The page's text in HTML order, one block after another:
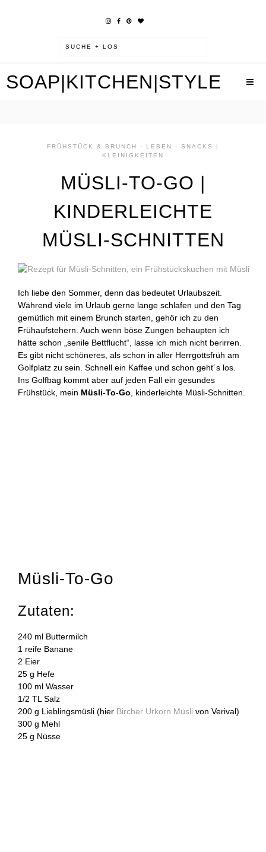
SOAP|KITCHEN|STYLE
FRÜHSTÜCK & BRUNCH · LEBEN · SNACKS |
KLEINIGKEITEN
MÜSLI-TO-GO |
KINDERLEICHTE
MÜSLI-SCHNITTEN
Ich liebe den Sommer, denn das bedeutet Urlaubszeit.
Während viele im Urlaub gerne lange schlafen und den Tag
gemütlich mit einem Brunch starten, gehör ich zu den
Frühaufstehern. Auch wenn böse Zungen behaupten ich
hätte schon „senile Bettflucht“, lasse ich mich nicht berirren.
Es gibt nicht schöneres, als schon in aller Herrgottsfrüh am
Golfplatz zu sein. Schnell ein Kaffee und schon geht´s los.
Ins Golfbag kommt aber auf jeden Fall ein gesundes
Frühstück, mein Müsli-To-Go , kinderleichte Müsli-Schnitten.
Müsli-To-Go
Zutaten:
240 ml Buttermilch
1 reife Banane
2 Eier
25 g Hefe
100 ml Wasser
1/2 TL Salz
200 g Lieblingsmüsli (hier Bircher Urkorn Müsli von Verival)
300 g Mehl
25 g Nüsse